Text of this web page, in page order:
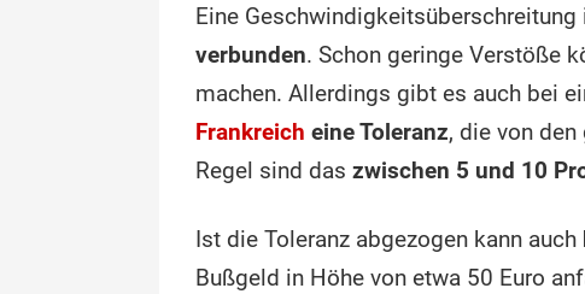
Eine
verbunden. Schon geringe Verstöße
machen. Allerdings gibt es auch bei
Frankreich eine Toleranz, die von
Regel sind das zwischen 5 und 10
Ist die Toleranz abgezogen kann auch
Bußgeld in Höhe von etwa 50 Euro